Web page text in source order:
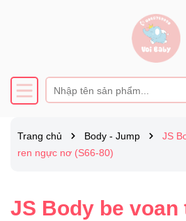
Trang chủ Body - Jump
JS
ren ngực nơ (S66-80)
JS Body be